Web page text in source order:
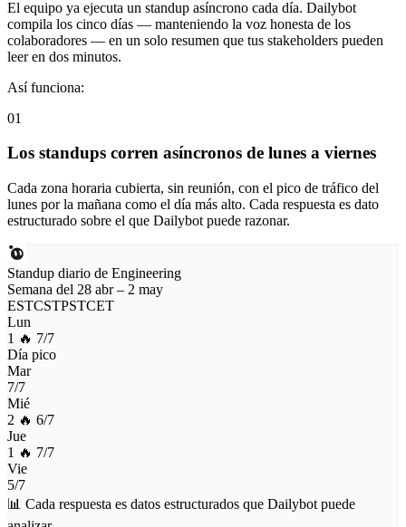
El equipo ya ejecuta un standup asíncrono cada día. Dailybot
compila los cinco días — manteniendo la voz honesta de los
colaboradores — en un solo resumen que tus stakeholders pueden
leer en dos minutos.
Así funciona:
01
Los standups corren asíncronos de lunes a viernes
Cada zona horaria cubierta, sin reunión, con el pico de tráfico del
lunes por la mañana como el día más alto. Cada respuesta es dato
estructurado sobre el que Dailybot puede razonar.
Standup diario de Engineering
Semana del 28 abr – 2 may
ESTCSTPSTCET
Lun
1 🔥 7/7
Día pico
Mar
7/7
Mié
2 🔥 6/7
Jue
1 🔥 7/7
Vie
5/7
📊 Cada respuesta es datos estructurados que Dailybot puede